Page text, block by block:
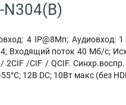
N304(B)
4 IP@8Мп;
Входящий поток 40 Мб/с;
/CIF / QCIF.
12В DC; 10Вт макс (без